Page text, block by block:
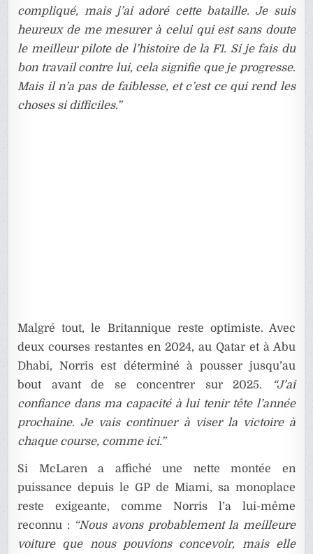
compliqué, mais j’ai adoré cette bataille. Je suis
heureux de me mesurer à celui qui est sans doute
le meilleur pilote de l’histoire de la F1. Si je fais du
bon travail contre lui, cela signifie que je progresse.
Mais il n’a pas de faiblesse, et c’est ce qui rend les
choses si difficiles.”
Malgré tout, le Britannique reste optimiste. Avec
deux courses restantes en 2024, au Qatar et à Abu
Dhabi, Norris est déterminé à pousser jusqu’au
bout avant de se concentrer sur 2025.
“J’ai
confiance dans ma capacité à lui tenir tête l’année
prochaine. Je vais continuer à viser la victoire à
chaque course, comme ici.”
Si McLaren a affiché une nette montée en
puissance depuis le GP de Miami, sa monoplace
reste exigeante, comme Norris l’a lui-même
reconnu : “Nous avons probablement la meilleure
voiture que nous pouvions concevoir, mais elle